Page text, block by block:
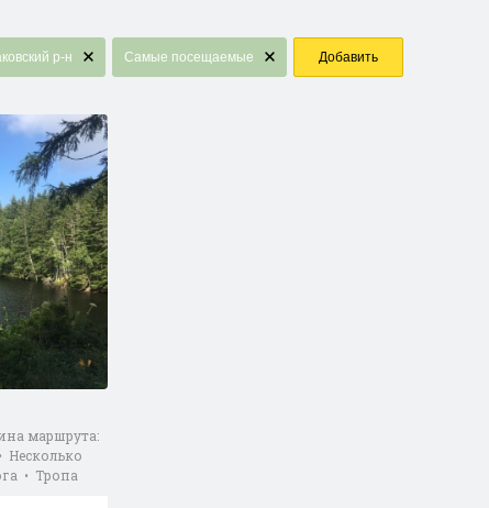
р-н Самые посещаемые Добавить
маршрута:
Несколько
• Тропа